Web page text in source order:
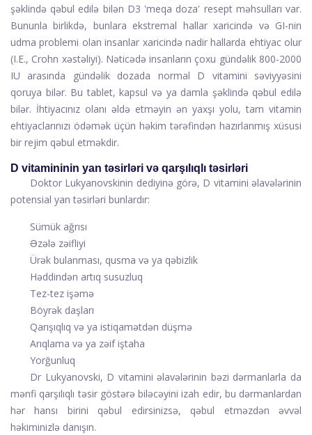
şəklində qəbul edilə bilən D3 'meqa doza' resept məhsulları var.
Bununla birlikdə, bunlara ekstremal hallar xaricində və GI-nin
udma problemi olan insanlar xaricində nadir hallarda ehtiyac olur
(I.E., Crohn xəstəliyi). Nəticədə insanların çoxu gündəlik 800-2000
IU arasında gündəlik dozada normal D vitamini səviyyəsini
qoruya bilər. Bu tablet, kapsul və ya damla şəklində qəbul edilə
bilər. İhtiyacınız olanı əldə etməyin ən yaxşı yolu, tam vitamin
ehtiyaclarınızı ödəmək üçün həkim tərəfindən hazırlanmış xüsusi
bir rejim qəbul etməkdir.
D vitamininin yan təsirləri və qarşılıqlı təsirləri
Doktor Lukyanovskinin dediyinə görə, D vitamini əlavələrinin
potensial yan təsirləri bunlardır:
Sümük ağrısı
Əzələ zəifliyi
Ürək bulanması, qusma və ya qəbizlik
Həddindən artıq susuzluq
Tez-tez işəmə
Böyrək daşları
Qarışıqlıq və ya istiqamətdən düşmə
Arıqlama və ya zəif iştaha
Yorğunluq
Dr Lukyanovski, D vitamini əlavələrinin bəzi dərmanlarla da
mənfi qarşılıqlı təsir göstərə biləcəyini izah edir, bu dərmanlardan
hər hansı birini qəbul edirsinizsə, qəbul etməzdən əvvəl
həkiminizlə danışın.